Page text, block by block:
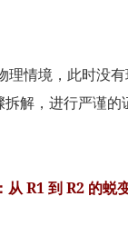
情境，此时没
解，进行严谨的
从 R1 到 R2 的蜕